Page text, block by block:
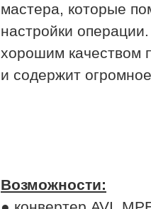
мастера, которые
настройки
хорошим качеством
и содержит
Возможности: